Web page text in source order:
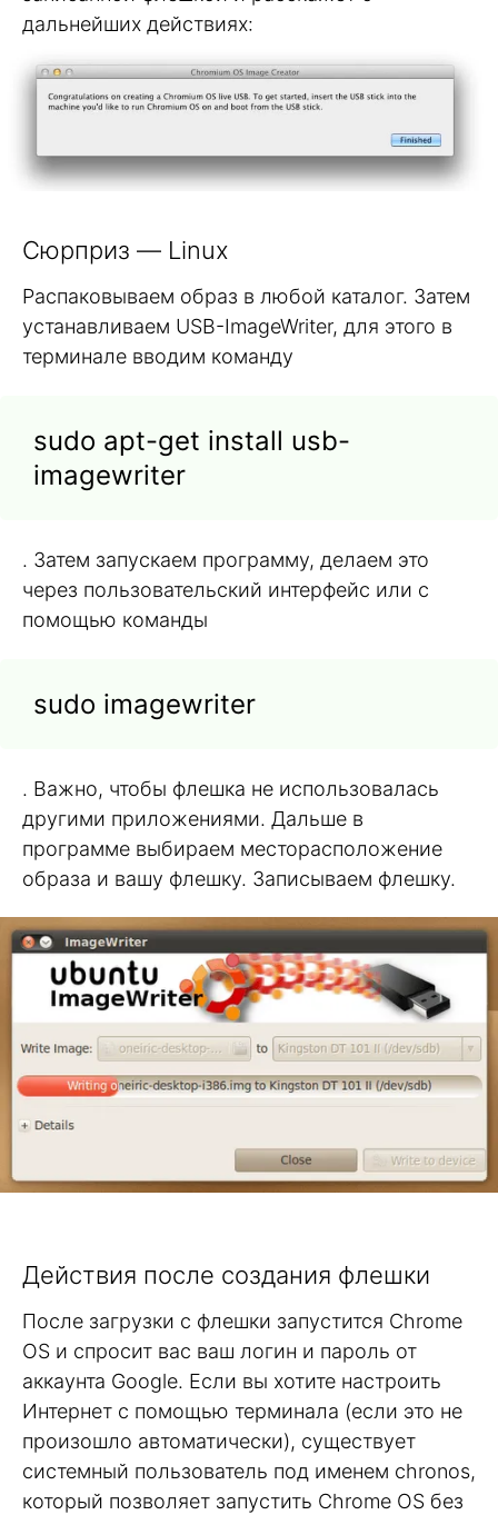
дальнейших действиях:
Сюрприз — Linux
Распаковываем образ в любой каталог. Затем
устанавливаем USB-ImageWriter, для этого в
терминале вводим команду
sudo apt-get install usb-
imagewriter
. Затем запускаем программу, делаем это
через пользовательский интерфейс или с
помощью команды
sudo imagewriter
. Важно, чтобы флешка не использовалась
другими приложениями. Дальше в
программе выбираем месторасположение
образа и вашу флешку. Записываем флешку.
Действия после создания флешки
После загрузки с флешки запустится Chrome
OS и спросит вас ваш логин и пароль от
аккаунта Google. Если вы хотите настроить
Интернет с помощью терминала (если это не
произошло автоматически), существует
системный пользователь под именем chronos,
который позволяет запустить Chrome OS без